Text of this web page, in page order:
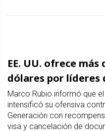
EE. UU. ofrece
dólares por líderes
Marco Rubio informó que
intensificó su ofensiva
Generación con
visa y cancelación de